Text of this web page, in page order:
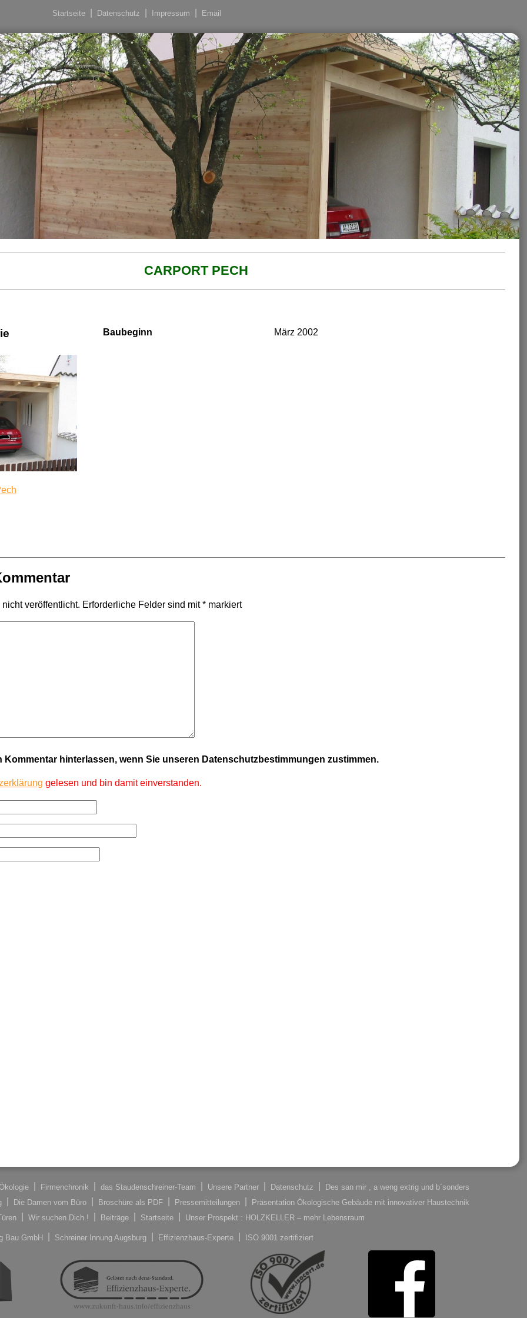
Startseite Datenschutz Impressum Email
CARPORT PECH
Baubeginn März 2002
veröffentlicht. Erforderliche Felder sind mit*markiert
Kommentar hinterlassen, wenn Sie unseren Datenschutzbestimmungen zustimmen.
gelesen und bin damit einverstanden.
Firmenchronik das Staudenschreiner-Team Unsere Partner Datenschutz
Des san mir , a weng extrig und b´sonders
Die Damen vom Büro Broschüre als PDF Pressemitteilungen
Präsentation Ökologische Gebäude mit innovativer Haustechnik
Wir suchen Dich ! Beiträge Startseite Unser Prospekt : HOLZKELLER – mehr Lebensraum
Bau GmbH Schreiner Innung Augsburg Effizienzhaus-Experte ISO 9001 zertifiziert